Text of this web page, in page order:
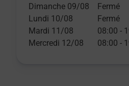
Dimanche 09/08
Fermé
Lundi 10/08
Fermé
Mardi 11/08
08:00 -
Mercredi 12/08
08:00 -